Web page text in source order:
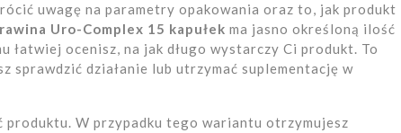
uwagę na parametry opakowania oraz to, jak produkt
Uro-Complex 15 kapułek ma jasno określoną ilość
łatwiej ocenisz, na jak długo wystarczy Ci produkt. To
sprawdzić działanie lub utrzymać suplementację w
W przypadku tego wariantu otrzymujesz